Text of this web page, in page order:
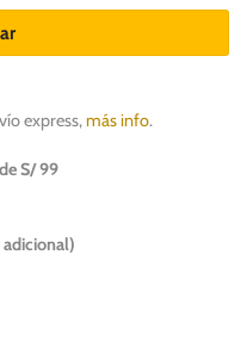
express,más info.
S/ 99
adicional)